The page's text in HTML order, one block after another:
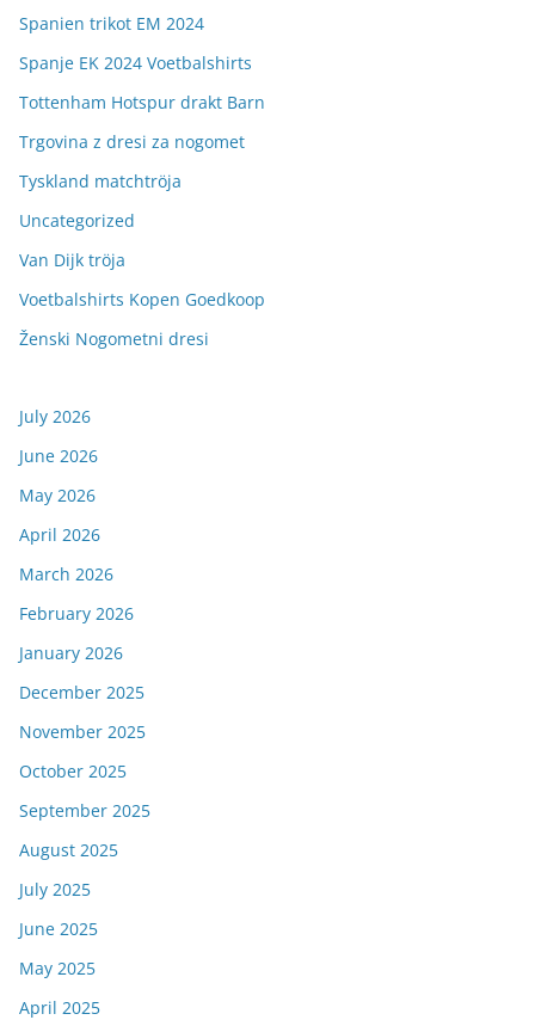
Spanien trikot EM 2024
Spanje EK 2024 Voetbalshirts
Tottenham Hotspur drakt Barn
Trgovina z dresi za nogomet
Tyskland matchtröja
Uncategorized
Van Dijk tröja
Voetbalshirts Kopen Goedkoop
Ženski Nogometni dresi
July 2026
June 2026
May 2026
April 2026
March 2026
February 2026
January 2026
December 2025
November 2025
October 2025
September 2025
August 2025
July 2025
June 2025
May 2025
April 2025